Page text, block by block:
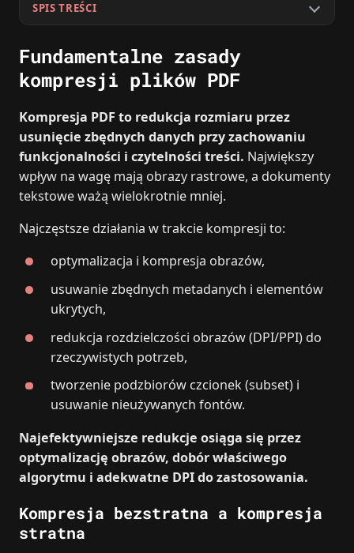
SPIS TREŚCI
Fundamentalne zasady
kompresji plików PDF
Kompresja PDF to redukcja rozmiaru przez
usunięcie zbędnych danych przy zachowaniu
funkcjonalności i czytelności treści. Największy
wpływ na wagę mają obrazy rastrowe, a dokumenty
tekstowe ważą wielokrotnie mniej.
Najczęstsze działania w trakcie kompresji to:
optymalizacja i kompresja obrazów,
usuwanie zbędnych metadanych i elementów
ukrytych,
redukcja rozdzielczości obrazów (DPI/PPI) do
rzeczywistych potrzeb,
tworzenie podzbiorów czcionek (subset) i
usuwanie nieużywanych fontów.
Najefektywniejsze redukcje osiąga się przez
optymalizację obrazów, dobór właściwego
algorytmu i adekwatne DPI do zastosowania.
Kompresja bezstratna a kompresja
stratna